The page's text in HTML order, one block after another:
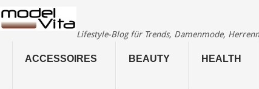
Lifestyle-Blog für Trends, Damenmode,
ACCESSOIRES BEAUTY HEALTH